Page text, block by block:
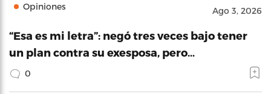
Opiniones Ago 3, 2026
“Esa es mi letra”: negó tres veces bajo tener
un plan contra su exesposa, pero…
0